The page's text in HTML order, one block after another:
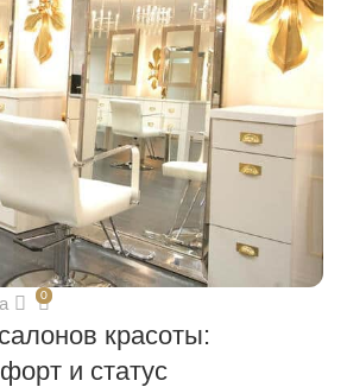
0
красоты:
и статус